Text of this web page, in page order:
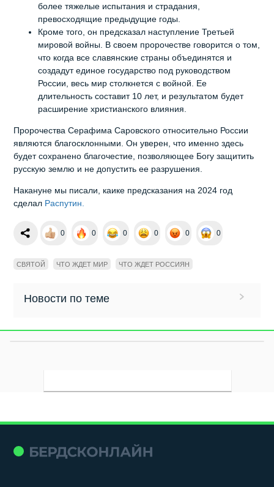
более тяжелые испытания и страдания,
превосходящие предыдущие годы.
Кроме того, он предсказал наступление Третьей
мировой войны. В своем пророчестве говорится о том,
что когда все славянские страны объединятся и
создадут единое государство под руководством
России, весь мир столкнется с войной. Ее
длительность составит 10 лет, и результатом будет
расширение христианского влияния.
Пророчества Серафима Саровского относительно России
являются благосклонными. Он уверен, что именно здесь
будет сохранено благочестие, позволяющее Богу защитить
русскую землю и не допустить ее разрушения.
Накануне мы писали, каике предсказания на 2024 год
сделал Распутин.
0 0 0 0 0 0
СВЯТОЙ ЧТО ЖДЕТ МИР ЧТО ЖДЕТ РОССИЯН
Новости по теме